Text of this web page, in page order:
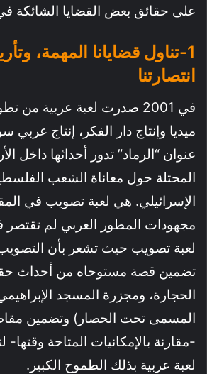
على حقائق بعض القضايا الشائكة في
1-تناول قضايانا المهمة،
انتصارتنا
في 2001 صدرت لعبة عربية من
ميديا وإنتاج دار الفكر، إنتاج
عنوان “الرماد” تدور أحداثها داخل
المحتلة حول معاناة الشعب
الإسرائيلي. هي لعبة تصويب في
مجهودات المطور العربي لم
لعبة تصويب حيث تشعر بأن التصويب
تضمين قصة مستوحاه من أحداث
الحجارة، ومجزرة المسجد
المسمى تحت الحصار) وتضمين
-مقارنة بالإمكانيات المتاحة
لعبة عربية بذلك الطموح الكبير.